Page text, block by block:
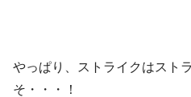
やっぱり、ストライクはスト
そ・・・！